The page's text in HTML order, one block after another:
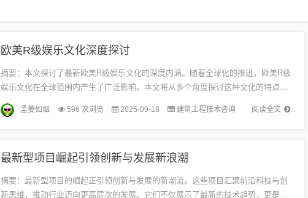
欧美R级娱乐文化深度探讨
摘要：本文探讨了最新欧美R级娱乐文化的深度内涵。随着全球化的推进，欧美R级
娱乐文化在全球范围内产生了广泛影响。本文将从多个角度探讨这种文化的特点、
影响以及其在当代社会中的地位，揭示其背后的社会、经济和文化因素。本文也...
阅读全文
孟姜如烟 596 次浏览 2025-09-18 建筑工程技术咨询
最新型项目崛起引领创新与发展新浪潮
摘要：最新型项目的崛起正引领创新与发展的新潮流。这些项目汇聚前沿科技与创
新思维，推动行业迈向更高层次的发展。它们不仅展示了最新的技术趋势，更是驱